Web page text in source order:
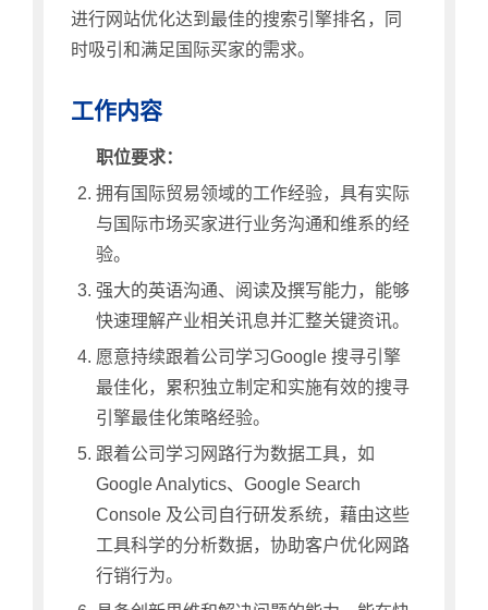
进行网站优化达到最佳的搜索引擎排名，同
时吸引和满足国际买家的需求。
工作内容
职位要求：
拥有国际贸易领域的工作经验，具有实际
与国际市场买家进行业务沟通和维系的经
验。
强大的英语沟通、阅读及撰写能力，能够
快速理解产业相关讯息并汇整关键资讯。
愿意持续跟着公司学习Google 搜寻引擎
最佳化，累积独立制定和实施有效的搜寻
引擎最佳化策略经验。
跟着公司学习网路行为数据工具，如
Google Analytics、Google Search
Console 及公司自行研发系统，藉由这些
工具科学的分析数据，协助客户优化网路
行销行为。